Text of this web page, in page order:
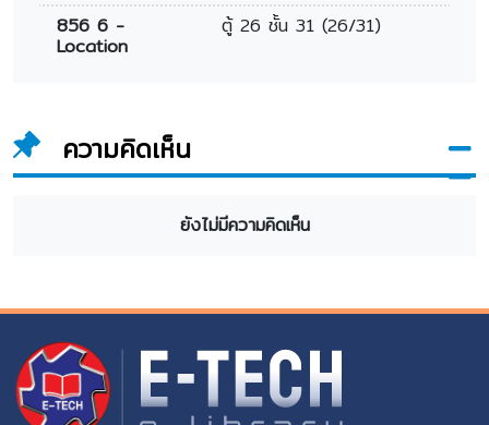
856 6 -
Location
ตู้ 26 ชั้น 31 (26/31)
ความคิดเห็น
ยังไม่มีความคิดเห็น